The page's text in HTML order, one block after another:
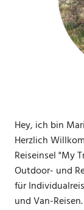
Hey, ich bin
Herzlich
Reiseinsel "My
Outdoor- und
für
und Van-